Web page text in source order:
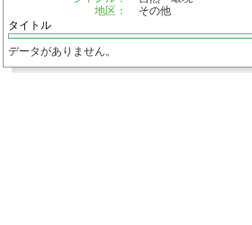
地区：
その他
タイトル
データがありません。